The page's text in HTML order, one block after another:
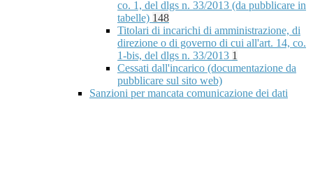
co. 1, del dlgs n. 33/2013 (da pubblicare in
tabelle) 148
Titolari di incarichi di amministrazione, di
direzione o di governo di cui all'art. 14, co.
1-bis, del dlgs n. 33/2013 1
Cessati dall'incarico (documentazione da
pubblicare sul sito web)
Sanzioni per mancata comunicazione dei dati